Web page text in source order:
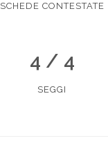
SCHEDE CONTESTATE
4 / 4
SEGGI